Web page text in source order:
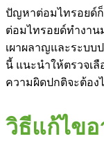
ปัญหาต่อมไทรอยด์ก็
ต่อมไทรอยด์ทำงาน
เผาผลาญและระบ
นี้ แนะนำให้ตรวจเ
ความผิดปกติจะต้อ
วิธีแก้ไข